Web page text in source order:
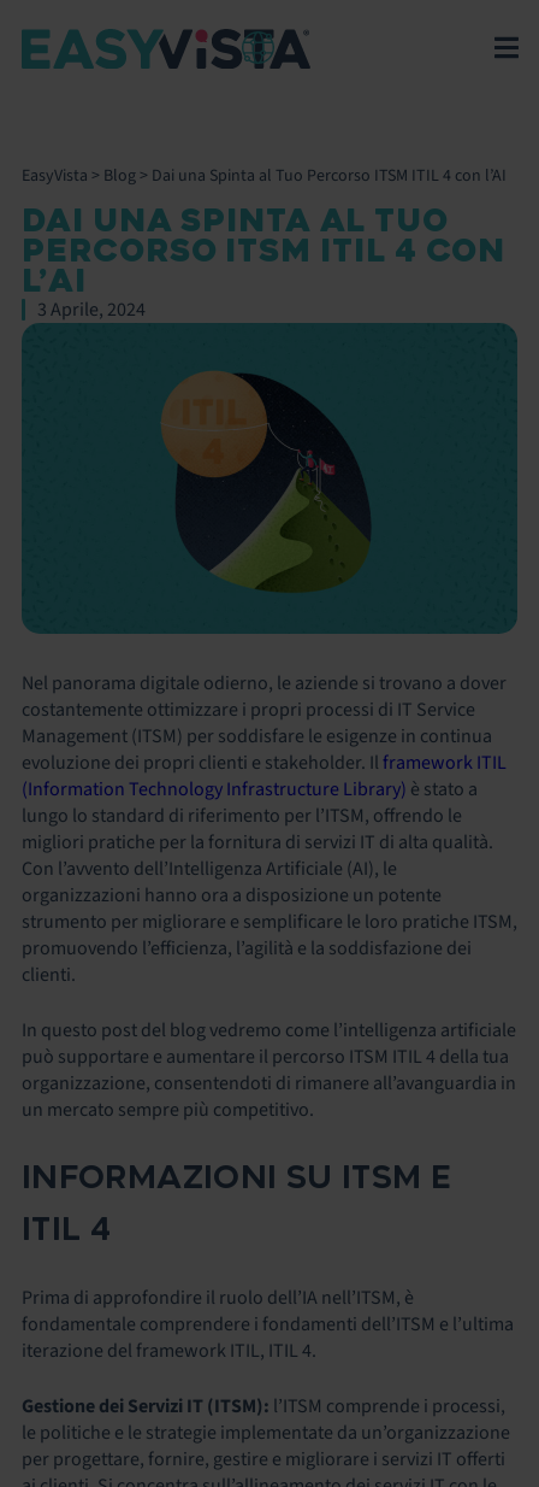
EasyVista > Blog> Dai una Spinta al Tuo Percorso ITSM ITIL 4 con l’AI
DAI UNA SPINTA AL TUO
PERCORSO ITSM ITIL 4 CON
L’AI
3 Aprile, 2024
Nel panorama digitale odierno, le aziende si trovano a dover
costantemente ottimizzare i propri processi di IT Service
Management (ITSM) per soddisfare le esigenze in continua
evoluzione dei propri clienti e stakeholder. Ilframework ITIL
(Information Technology Infrastructure Library) è stato a
lungo lo standard di riferimento per l’ITSM, offrendo le
migliori pratiche per la fornitura di servizi IT di alta qualità.
Con l’avvento dell’Intelligenza Artificiale (AI), le
organizzazioni hanno ora a disposizione un potente
strumento per migliorare e semplificare le loro pratiche ITSM,
promuovendo l’efficienza, l’agilità e la soddisfazione dei
clienti.
In questo post del blog vedremo come l’intelligenza artificiale
può supportare e aumentare il percorso ITSM ITIL 4 della tua
organizzazione, consentendoti di rimanere all’avanguardia in
un mercato sempre più competitivo.
INFORMAZIONI SU ITSM E
ITIL 4
Prima di approfondire il ruolo dell’IA nell’ITSM, è
fondamentale comprendere i fondamenti dell’ITSM e l’ultima
iterazione del framework ITIL, ITIL 4.
Gestione dei Servizi IT (ITSM): l’ITSM comprende i processi,
le politiche e le strategie implementate da un’organizzazione
per progettare, fornire, gestire e migliorare i servizi IT offerti